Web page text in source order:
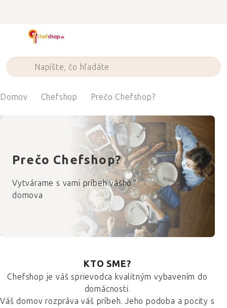
Domov Chefshop Prečo Chefshop?
Prečo Chefshop?
Vytvárame s vami príbehvášho
domova
KTO SME?
Chefshop je váš sprievodca kvalitným vybavením do
domácnosti.
Váš domov rozpráva váš príbeh. Jeho podoba a pocity s